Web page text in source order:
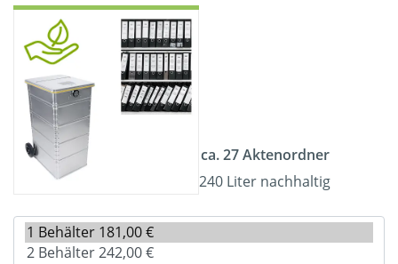
ca. 27 Aktenordner
240 Liter nachhaltig